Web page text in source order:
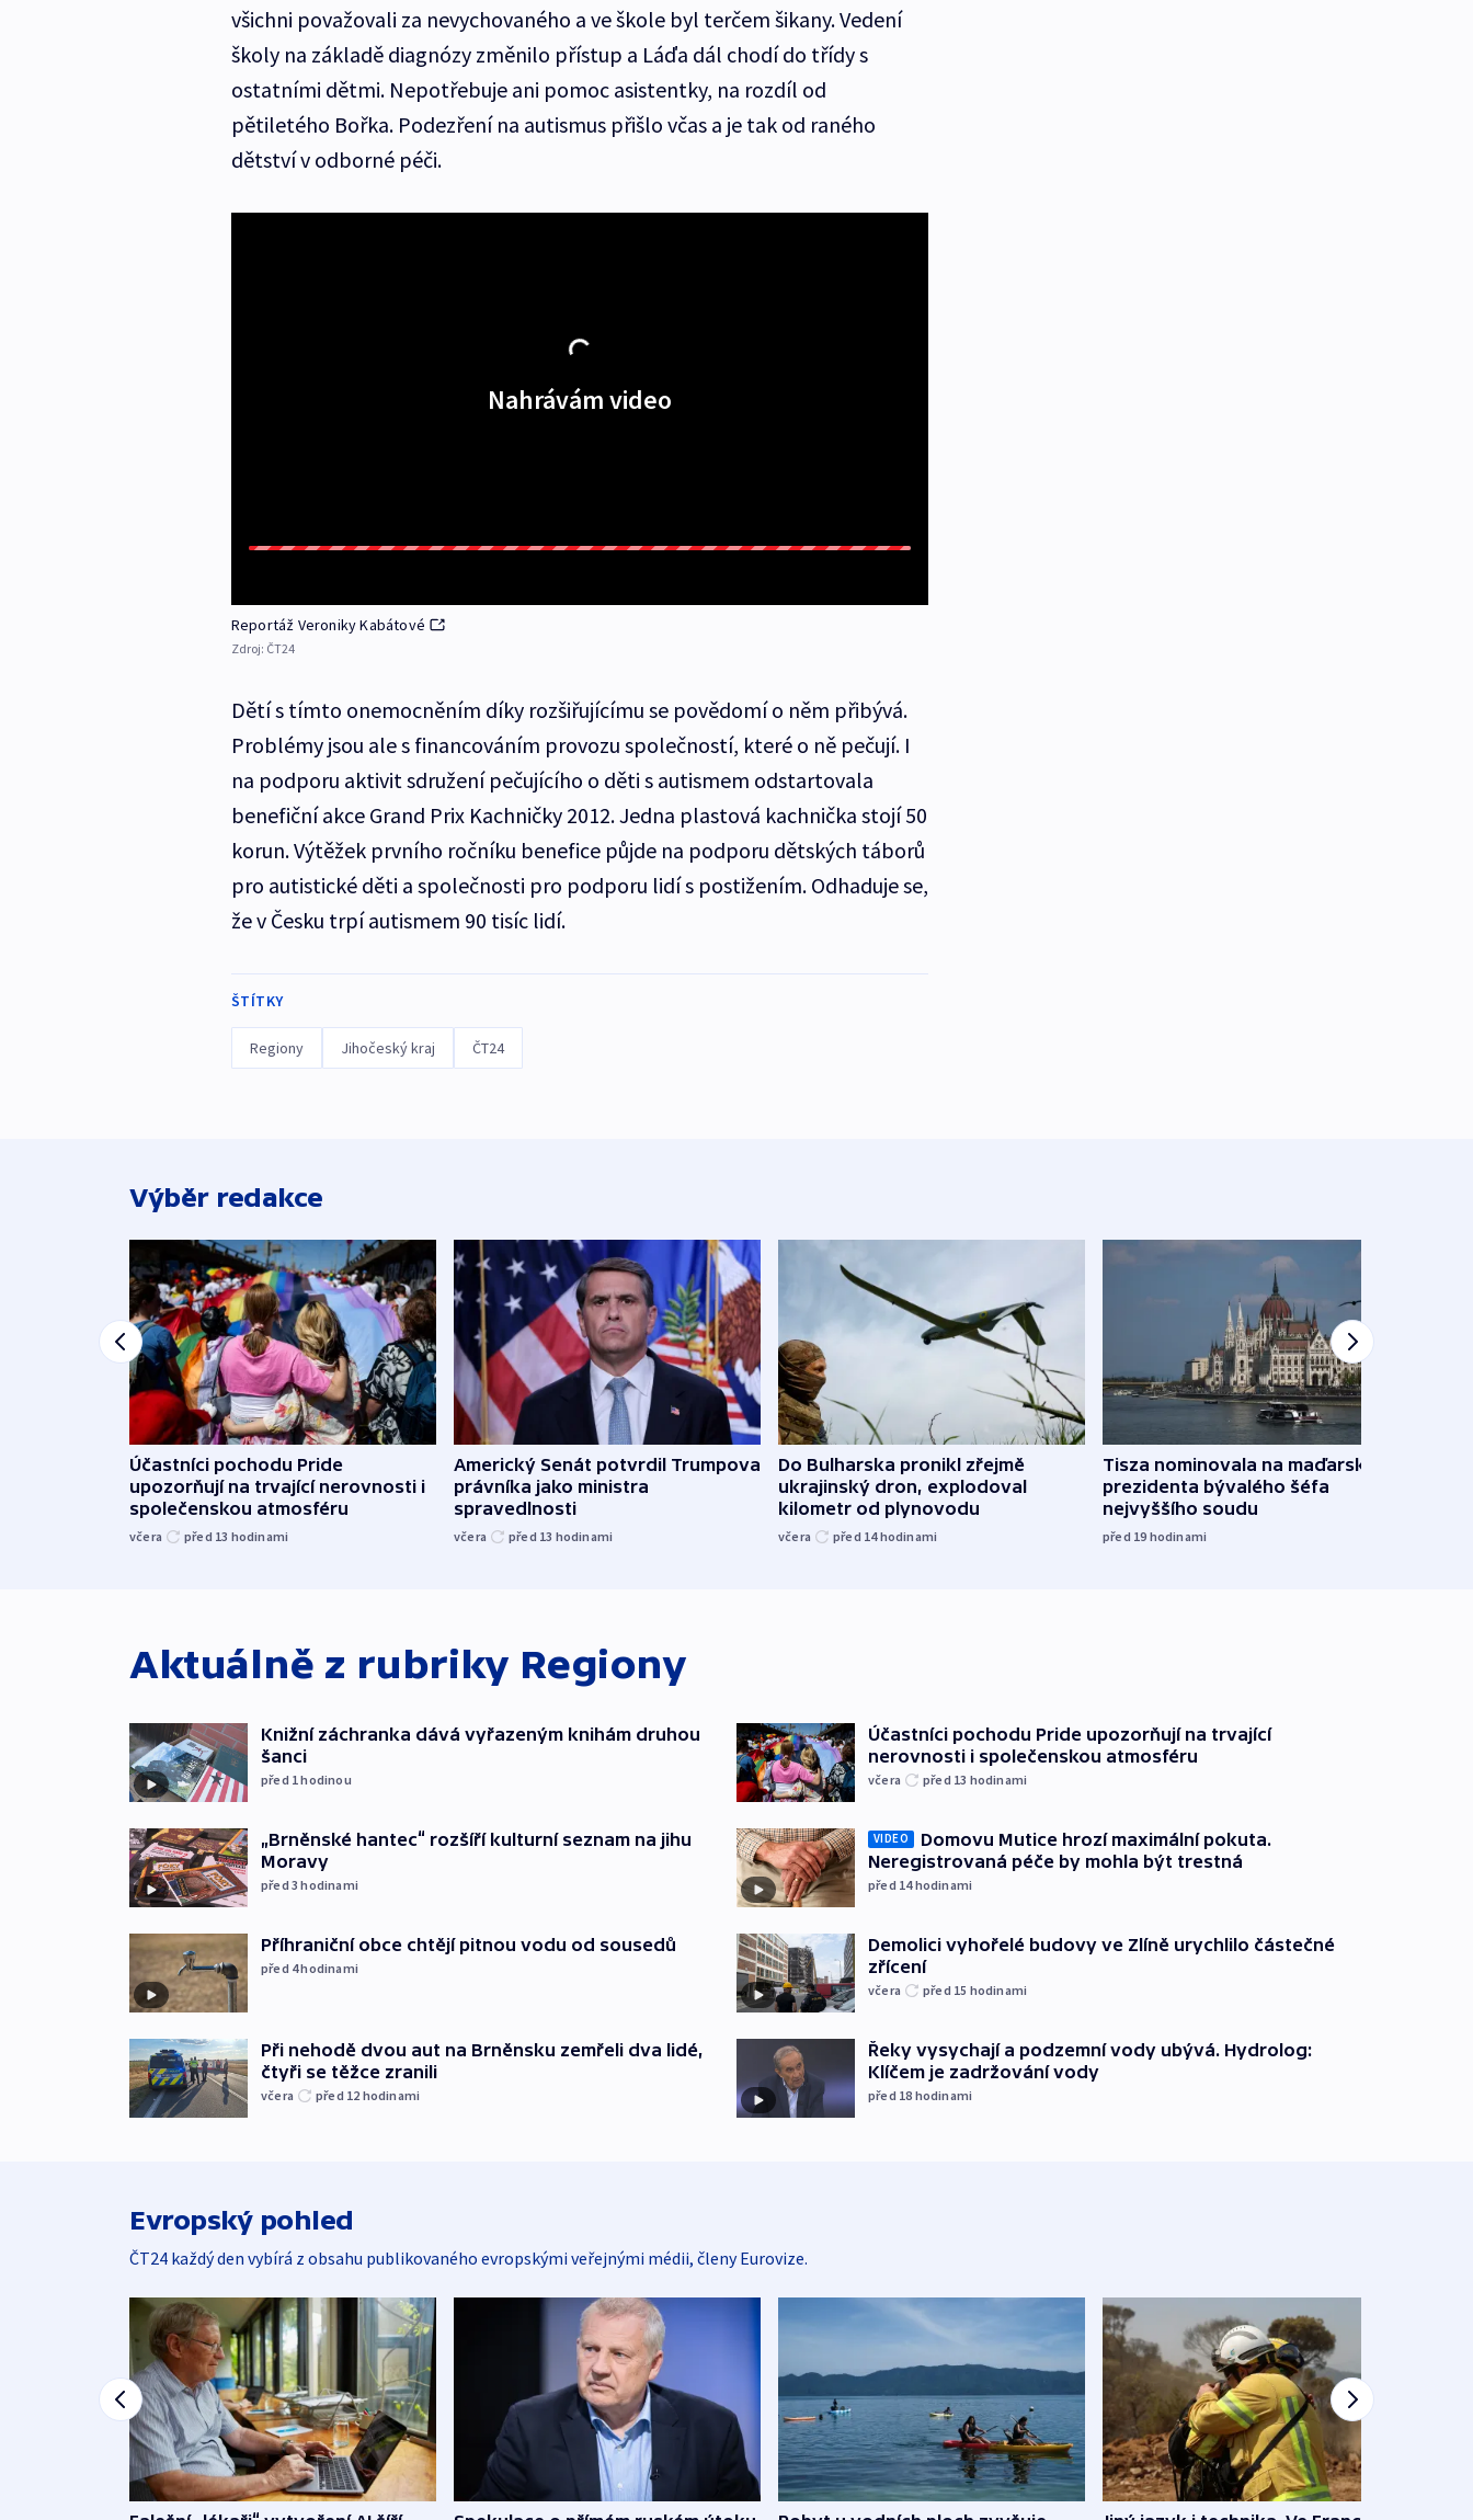
všichni považovali za nevychovaného a ve škole byl terčem šikany. Vedení
školy na základě diagnózy změnilo přístup a Láďa dál chodí do třídy s
ostatními dětmi. Nepotřebuje ani pomoc asistentky, na rozdíl od
pětiletého Bořka. Podezření na autismus přišlo včas a je tak od raného
dětství v odborné péči.
Nahrávám video
Reportáž Veroniky Kabátové
Zdroj: ČT24
Dětí s tímto onemocněním díky rozšiřujícímu se povědomí o něm přibývá.
Problémy jsou ale s financováním provozu společností, které o ně pečují. I
na podporu aktivit sdružení pečujícího o děti s autismem odstartovala
benefiční akce Grand Prix Kachničky 2012. Jedna plastová kachnička stojí 50
korun. Výtěžek prvního ročníku benefice půjde na podporu dětských táborů
pro autistické děti a společnosti pro podporu lidí s postižením. Odhaduje se,
že v Česku trpí autismem 90 tisíc lidí.
ŠTÍTKY
Regiony Jihočeský kraj ČT24
Výběr redakce
Účastníci pochodu Pride
upozorňují na trvající nerovnosti i
společenskou atmosféru
včera před 13 hodinami
Americký Senát potvrdil Trumpova
právníka jako ministra
spravedlnosti
včera před 13 hodinami
Do Bulharska pronikl zřejmě
ukrajinský dron, explodoval
kilometr od plynovodu
včera před 14hodinami
Tisza nominovala na maďarského
prezidenta bývalého šéfa
nejvyššího soudu
před 19 hodinami
Aktuálně z rubriky Regiony
Knižní záchranka dává vyřazeným knihám druhou
šanci
před 1hodinou
„Brněnské hantec“ rozšíří kulturní seznam na jihu
Moravy
před 3hodinami
Příhraniční obce chtějí pitnou vodu od sousedů
před 4hodinami
Při nehodě dvou aut na Brněnsku zemřeli dva lidé,
čtyři se těžce zranili
včera před 12 hodinami
Účastníci pochodu Pride upozorňují na trvající
nerovnosti i společenskou atmosféru
včera před 13 hodinami
VIDEO
Domovu Mutice hrozí maximální pokuta.
Neregistrovaná péče by mohla být trestná
před 14hodinami
Demolici vyhořelé budovy ve Zlíně urychlilo částečné
zřícení
včera před 15 hodinami
Řeky vysychají a podzemní vody ubývá. Hydrolog:
Klíčem je zadržování vody
před 18 hodinami
Evropský pohled
ČT24 každý den vybírá z obsahu publikovaného evropskými veřejnými médii, členy Eurovize.